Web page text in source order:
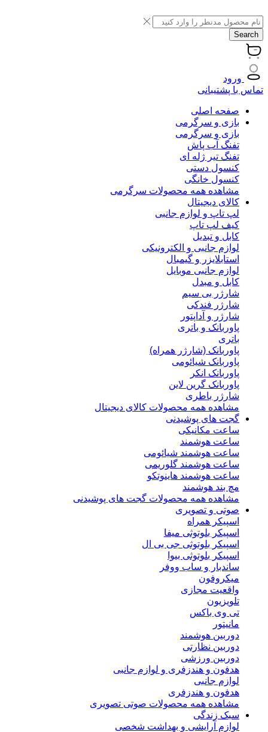
Search
ورود
تماس با پشتیبانی
صفحه اصلی
بازی و سرگرمی
بازی و سرگرمی
تفنگ آب پاش
تفنگ تیر ژله ای
کنسول دستی
کنسول خانگی
مشاهده همه محصولات سرگرمی
کالای دیجیتال
لپ تاپ و لوازم جانبی
کیف لپ تاپ
کابل و تبدیل
لوازم جانبی و الکترونیکی
استابلایزر و گیمبال
لوازم جانبی موبایل
کابل و مبدل
شارژر بی سیم
شارژر فندکی
شارژر و آداپتور
پاوربانک و باتری
باتری
پاوربانک (شارژر همراه)
پاوربانک شیائومی
پاوربانک انکر
پاوربانک گرین لاین
شارژر باطری
مشاهده همه محصولات کالای دیجیتال
گجت های پوشیدنی
ساعت مکانیکی
ساعت هوشمند
ساعت هوشمند شیائومی
ساعت هوشمند گلوریمی
ساعت هوشمند هاینوتکو
مچ بند هوشمند
مشاهده همه محصولات گجت های پوشیدنی
صوتی و تصویری
اسپیکر همراه
اسپیکر بلوتوثی میفا
اسپیکر بلوتوثی جی بی ال
اسپیکر بلوتوثی بیوا
ساندبار و ساب ووفر
میکروفون
واقعیت مجازی
تلویزیون
تی وی باکس
مانیتور
دوربین هوشمند
دوربین نظارتی
دوربین ورزشی
هدفون و هندزفری و لوازم جانبی
لوازم جانبی
هدفون و هندزفری
مشاهده همه محصولات صوتی تصویری
سبک زندگی
لوازم آرایشی و بهداشت شخصی